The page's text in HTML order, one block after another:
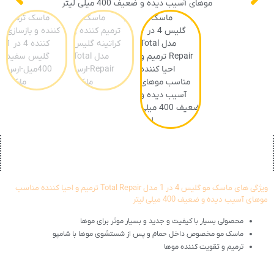
ویژگی های ماسک مو گلیس 4 در 1 مدل Total Repair ترمیم و احیا کننده مناسب
موهای آسیب دیده و ضعیف 400 میلی لیتر
محصولی بسیار با کیفیت و جدید و بسیار موثر برای موها
ماسک مو مخصوص داخل حمام و پس از شستشوی موها با شامپو
ترمیم و تقویت کننده موها